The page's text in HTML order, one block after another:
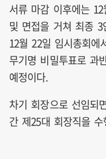
서류 마감 이후에는
및 면접을 거쳐 최종
12월 22일 임시총회
무기명 비밀투표로 과
예정이다.
차기 회장으로 선임되
간 제25대 회장직을